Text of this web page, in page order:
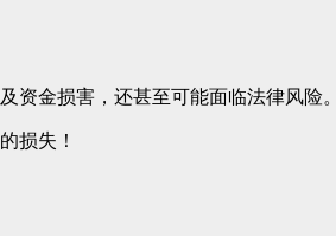
资金损害，还甚至可能面临法律风险。
损失！